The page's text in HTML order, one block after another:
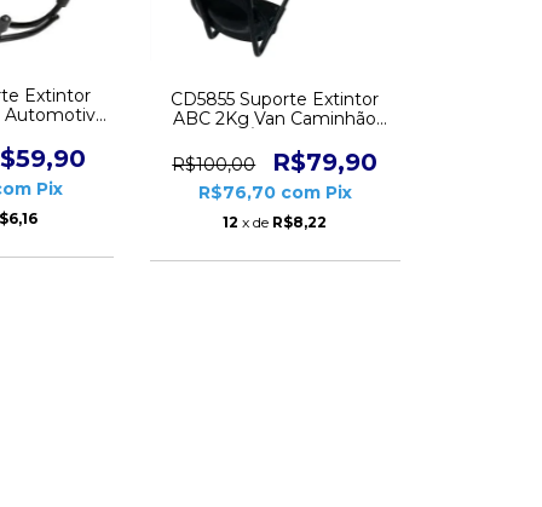
Extintor
Automotivo
Pix
CD5855 Suporte Extintor
ABC 2Kg Van Caminhão
R$100,00
R$79,90
R$76,70 com Pix
12 x de R$8,22